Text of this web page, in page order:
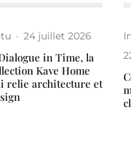
· 24 juillet 2026
in Time, la
Kave Home
relie architecture et